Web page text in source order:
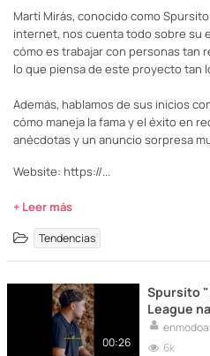
Martí Miràs, conocido como
internet, nos cuenta todo sobre su
cómo es trabajar con personas tan
lo que piensa de este proyecto tan
Además, hablamos de sus inicios
cómo maneja la fama y el éxito en
anécdotas y un anuncio sorpresa
Website: https://...
+ Leer más
Tendencias
00:26
Spursito "En
League
6k